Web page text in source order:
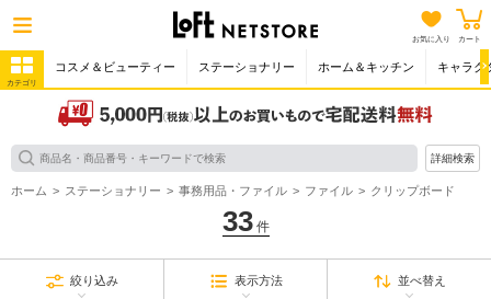
お気に入り カート
カテゴリ
コスメ＆ビューティー ステーショナリー ホーム＆キッチン キャラク
詳細検索
ホーム ステーショナリー 事務用品・ファイル ファイル クリップボード
33件
絞り込み 表示方法 並べ替え